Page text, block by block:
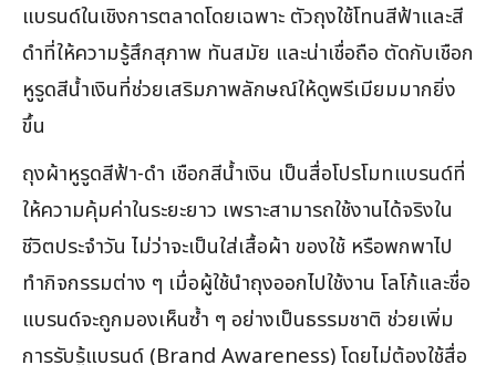
แบรนด์ในเชิงการตลาดโดยเฉพาะ ตัวถุงใช้โทนสีฟ้าและสี
ดำที่ให้ความรู้สึกสุภาพ ทันสมัย และน่าเชื่อถือ ตัดกับเชือก
หูรูดสีน้ำเงินที่ช่วยเสริมภาพลักษณ์ให้ดูพรีเมียมมากยิ่ง
ขึ้น
ถุงผ้าหูรูดสีฟ้า-ดำ เชือกสีน้ำเงิน เป็นสื่อโปรโมทแบรนด์ที่
ให้ความคุ้มค่าในระยะยาว เพราะสามารถใช้งานได้จริงใน
ชีวิตประจำวัน ไม่ว่าจะเป็นใส่เสื้อผ้า ของใช้ หรือพกพาไป
ทำกิจกรรมต่าง ๆ เมื่อผู้ใช้นำถุงออกไปใช้งาน โลโก้และชื่อ
แบรนด์จะถูกมองเห็นซ้ำ ๆ อย่างเป็นธรรมชาติ ช่วยเพิ่ม
การรับรู้แบรนด์ (Brand Awareness) โดยไม่ต้องใช้สื่อ